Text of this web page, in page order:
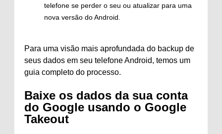
telefone se perder o seu ou atualizar para uma
nova versão do Android.
Para uma visão mais aprofundada do backup de
seus dados em seu telefone Android, temos um
guia completo do processo.
Baixe os dados da sua conta
do Google usando o Google
Takeout